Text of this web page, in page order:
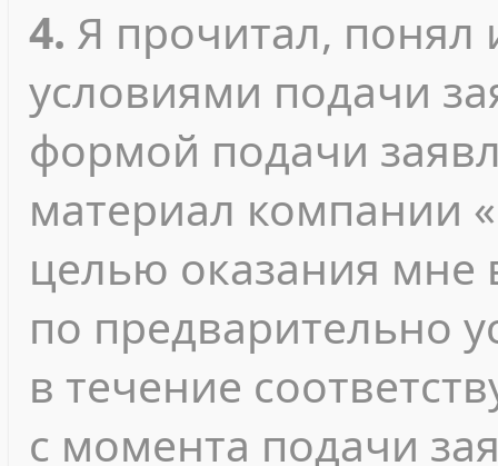
4. Я прочитал, понял
условиями подачи
формой подачи
материал компании
целью оказания мне
по предварительно
в течение
с момента подачи